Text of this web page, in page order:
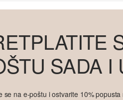
SADA I
se na e-poštu i ostvarite 10%